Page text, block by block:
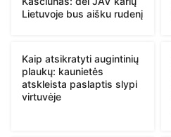
Lietuvoje bus aišku rudenį
Kaip atsikratyti augintinių
plaukų: kaunietės
atskleista paslaptis slypi
virtuvėje